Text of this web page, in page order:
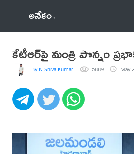
అనేకం
కేటీఆర్​పై మంత్రి పొన్నం
By N Shiva Kumar 5889 May